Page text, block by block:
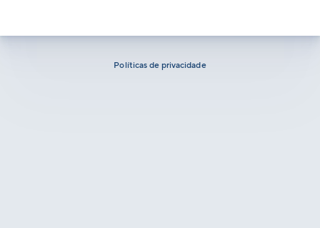
Políticas de privacidade